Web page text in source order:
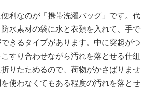
利なのが「携帯洗濯バッグ」です。代
水素材の袋に水と衣類を入れて、手で
きるタイプがあります。中に突起がつ
すり合わせながら汚れを落とせる仕組
りたためるので、荷物がかさばりませ
使わなくてもある程度の汚れを落とせ